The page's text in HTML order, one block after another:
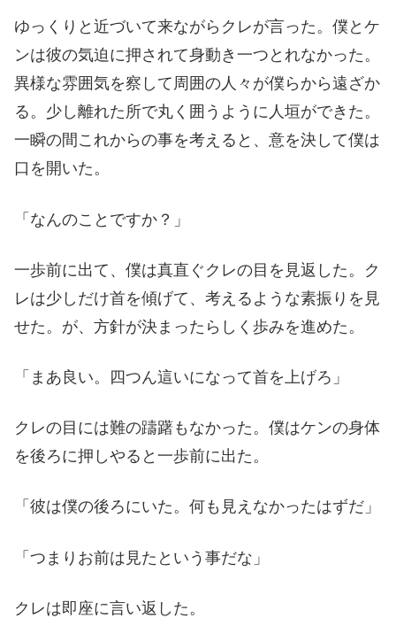
ゆっくりと近づいて来ながらクレが言った。僕とケ
ンは彼の気迫に押されて身動き一つとれなかった。
異様な雰囲気を察して周囲の人々が僕らから遠ざか
る。少し離れた所で丸く囲うように人垣ができた。
一瞬の間これからの事を考えると、意を決して僕は
口を開いた。
「なんのことですか？」
一歩前に出て、僕は真直ぐクレの目を見返した。ク
レは少しだけ首を傾げて、考えるような素振りを見
せた。が、方針が決まったらしく歩みを進めた。
「まあ良い。四つん這いになって首を上げろ」
クレの目には難の躊躇もなかった。僕はケンの身体
を後ろに押しやると一歩前に出た。
「彼は僕の後ろにいた。何も見えなかったはずだ」
「つまりお前は見たという事だな」
クレは即座に言い返した。